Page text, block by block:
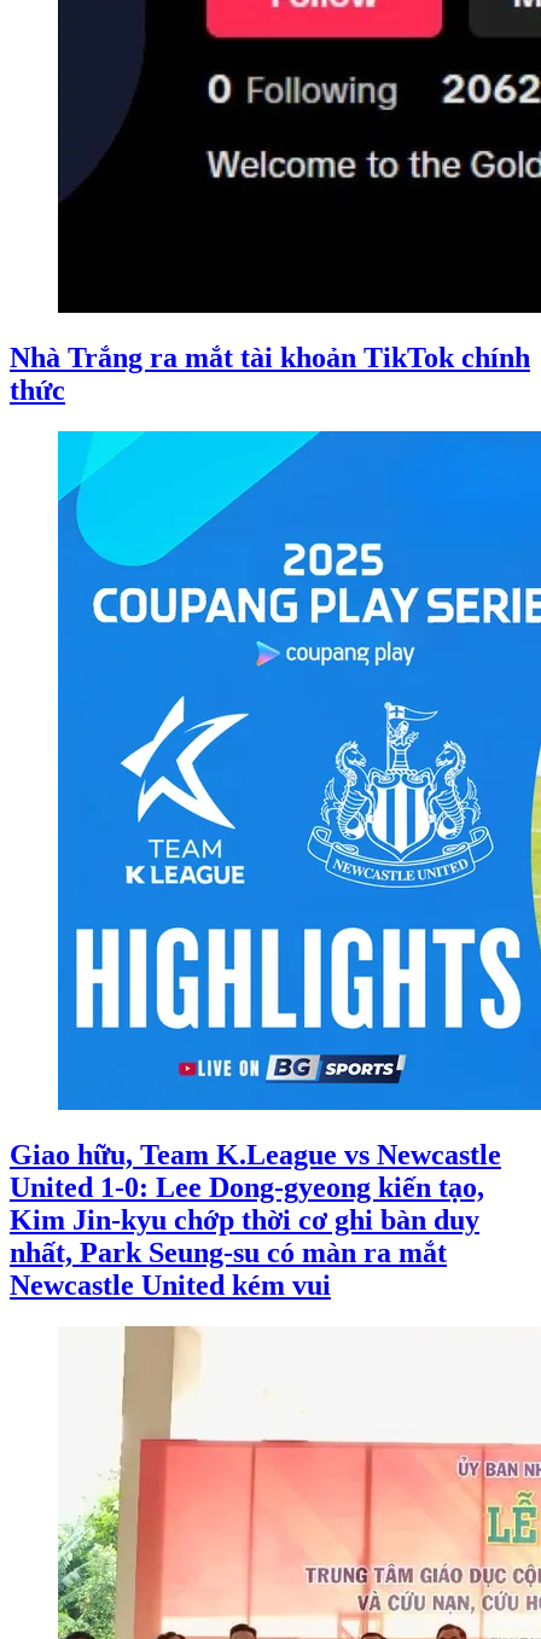
Nhà Trắng ra mắt tài khoản TikTok chính
thức
Giao hữu, Team K.League vs Newcastle
United 1-0: Lee Dong-gyeong kiến tạo,
Kim Jin-kyu chớp thời cơ ghi bàn duy
nhất, Park Seung-su có màn ra mắt
Newcastle United kém vui